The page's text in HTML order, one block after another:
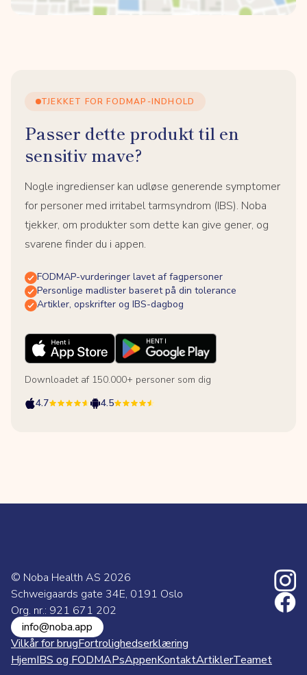
TJEKKET FOR FODMAP-INDHOLD
Passer dette produkt til en
sensitiv mave?
Nogle ingredienser kan udløse generende symptomer
for personer med irritabel tarmsyndrom (IBS). Noba
tjekker, om produkter som dette kan give gener, og
svarene finder du i appen.
FODMAP-vurderinger lavet af fagpersoner
Personlige madlister baseret på din tolerance
Artikler, opskrifter og IBS-dagbog
Downloadet af 150.000+ personer som dig
4.7
4.5
© Noba Health AS 2026
Schweigaards gate 34E, 0191 Oslo
Org. nr.: 921 671 202
info@noba.app
Vilkår for brugFortrolighedserklæring
HjemIBS og FODMAPsAppenKontaktArtiklerTeamet